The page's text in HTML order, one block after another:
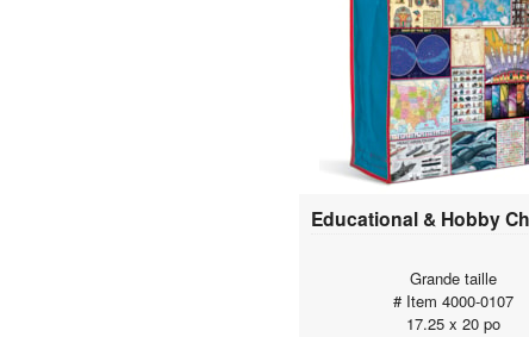
Grande taille
# Item 4000-0107
17.25 x 20 po